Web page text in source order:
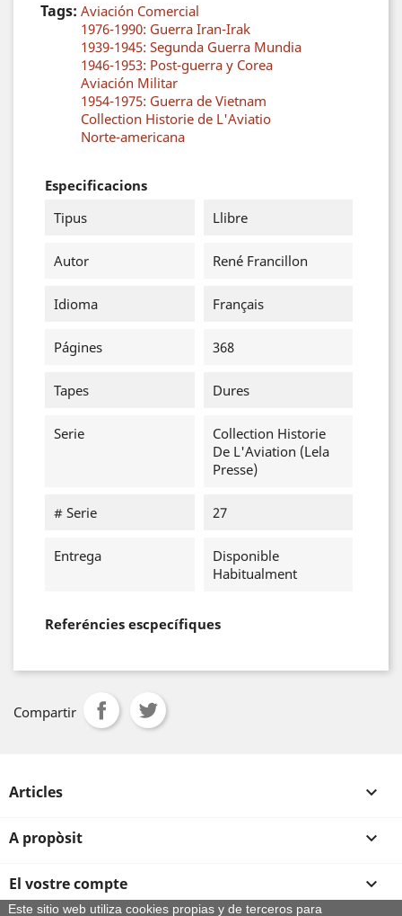
Tags: Aviación Comercial
1976-1990: Guerra Iran-Irak
1939-1945: Segunda Guerra Mundia
1946-1953: Post-guerra y Corea
Aviación Militar
1954-1975: Guerra de Vietnam
Collection Historie de L'Aviatio
Norte-americana
Especificacions
Tipus
Llibre
Autor René Francillon
Idioma Français
Págines 368
Tapes Dures
Serie
Collection Historie
De L'Aviation (Lela
Presse)
# Serie 27
Entrega
Disponible
Habitualment
Referéncies escpecífiques
Compartir
Articles 
A propòsit 
El vostre compte 
Este sitio web utiliza cookies propias y de terceros para